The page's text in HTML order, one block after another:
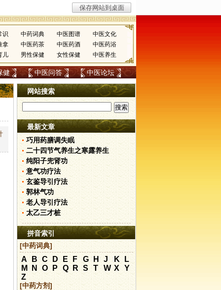
识 中药词典 中医图谱
中医文化
拿
中医药茶 中医药酒
中医药浴
儿
男性保健 女性保健 中医养生
健 中医问答 中医论坛
网站搜索
最新文章
巧用药膳调失眠
二十四节气养生之寒露养生
纯阳子兜肾功
意气功疗法
玄鉴导引疗法
郭林气功
老人导引疗法
太乙三才桩
拼音索引
[中药词典]
A B C D E F G H J K
L
M
N O P Q R S T W X
Y
Z
[中药方剂]